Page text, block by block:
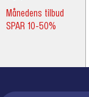
Månedens tilbud
SPAR 10-50%